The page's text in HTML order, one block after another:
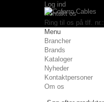
Log ind
Kontakt os
Ring til os på tlf. nr.:
Menu
Brancher
Brands
Kataloger
Nyheder
Kontaktpersoner
Om os